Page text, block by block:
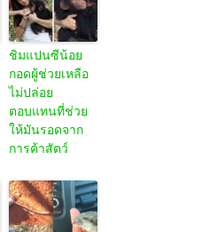
ชิมแปนซีน้อย
กอดผู้ช่วยเหลือ
ไม่ปล่อย
ตอบแทนที่ช่วย
ให้มันรอดจาก
การค้าสัตว์